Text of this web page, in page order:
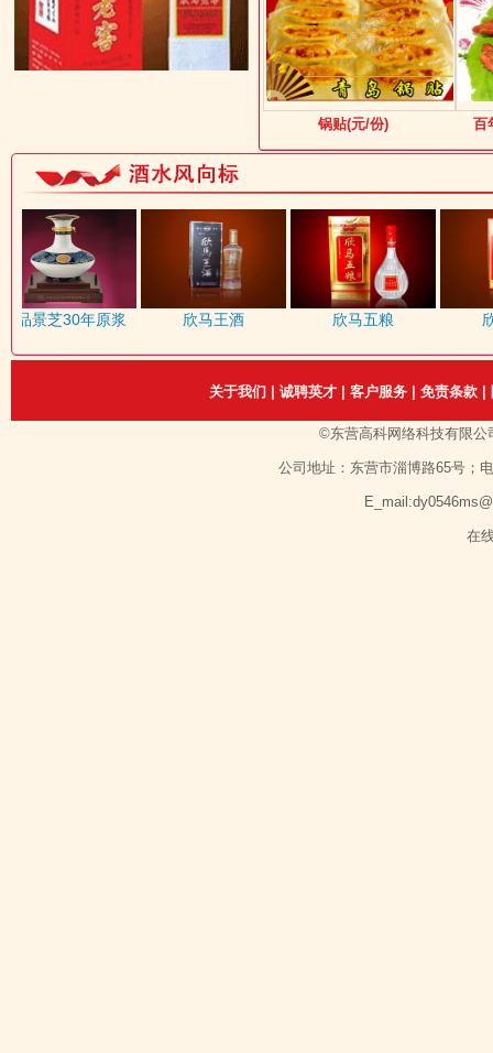
锅贴(元/份) 百
景芝30年原浆 欣马王酒 欣马五粮 欣
关于我们 诚聘英才 客户服务 免责条款
©东营高科网络科技有限公
公司地址：东营市淄博路65号；
在